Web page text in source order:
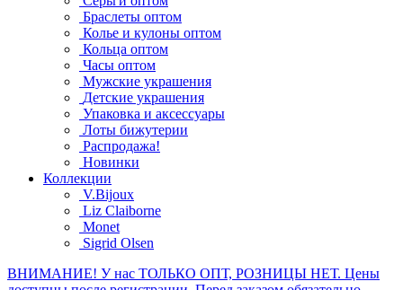
Браслеты оптом
Колье и кулоны оптом
Кольца оптом
Часы оптом
Мужские украшения
Детские украшения
Упаковка и аксессуары
Лоты бижутерии
Распродажа!
Новинки
Коллекции
V.Bijoux
Liz Claiborne
Monet
Sigrid Olsen
ВНИМАНИЕ! У нас ТОЛЬКО ОПТ, РОЗНИЦЫ НЕТ. Цены